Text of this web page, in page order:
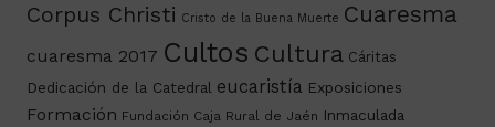
Corpus Christi Cristo de la Buena Muerte Cuaresma
cuaresma 2017 Cultos Cultura Cáritas
Dedicación de la Catedral eucaristía Exposiciones
Formación Fundación Caja Rural de Jaén Inmaculada